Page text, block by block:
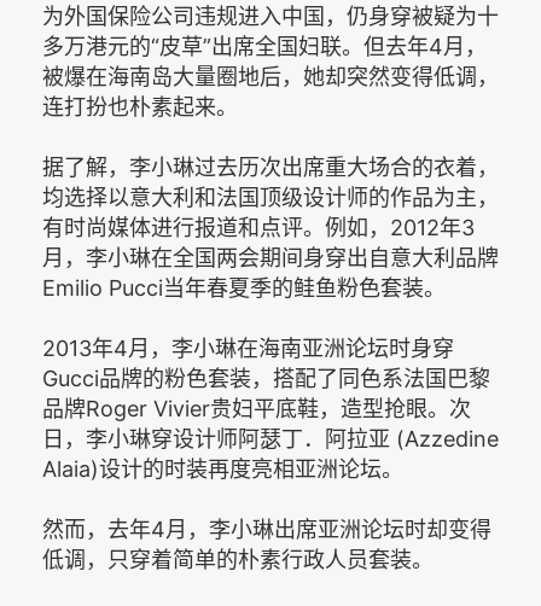
为外国保险公司违规进入中国，仍身穿被疑为十
多万港元的“皮草”出席全国妇联。但去年4月，
被爆在海南岛大量圈地后，她却突然变得低调，
连打扮也朴素起来。
据了解，李小琳过去历次出席重大场合的衣着，
均选择以意大利和法国顶级设计师的作品为主，
有时尚媒体进行报道和点评。例如，2012年3
月，李小琳在全国两会期间身穿出自意大利品牌
Emilio Pucci当年春夏季的鲑鱼粉色套装。
2013年4月，李小琳在海南亚洲论坛时身穿
Gucci品牌的粉色套装，搭配了同色系法国巴黎
品牌Roger Vivier贵妇平底鞋，造型抢眼。次
日，李小琳穿设计师阿瑟丁．阿拉亚 (Azzedine
Alaia)设计的时装再度亮相亚洲论坛。
然而，去年4月，李小琳出席亚洲论坛时却变得
低调，只穿着简单的朴素行政人员套装。